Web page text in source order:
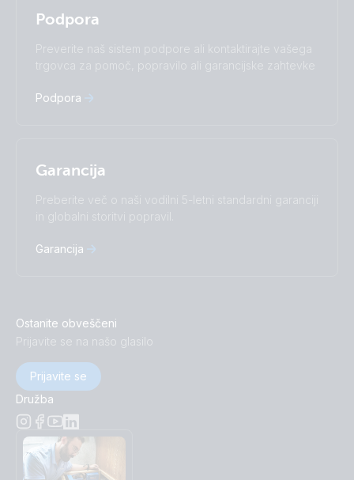
Română
Türkçe
Ελληνικά
Русский
Українська
Podpora
Preverite naš sistem podpore ali kontaktirajte vašega
trgovca za pomoč, popravilo ali garancijske zahtevke
Podpora
Garancija
Preberite več o naši vodilni 5-letni standardni garanciji
in globalni storitvi popravil.
Garancija
Ostanite obveščeni
Prijavite se na našo glasilo
Prijavite se
Družba